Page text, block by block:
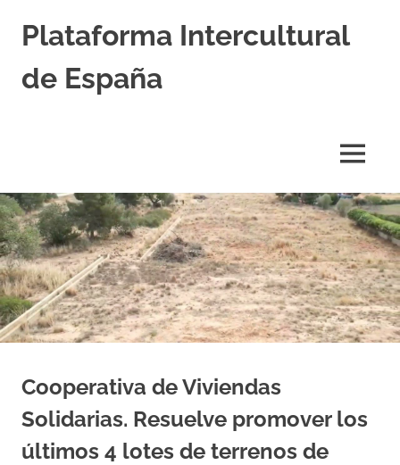
Plataforma Intercultural
de España
MENÚ
Cooperativa de Viviendas
Solidarias. Resuelve promover los
últimos 4 lotes de terrenos de